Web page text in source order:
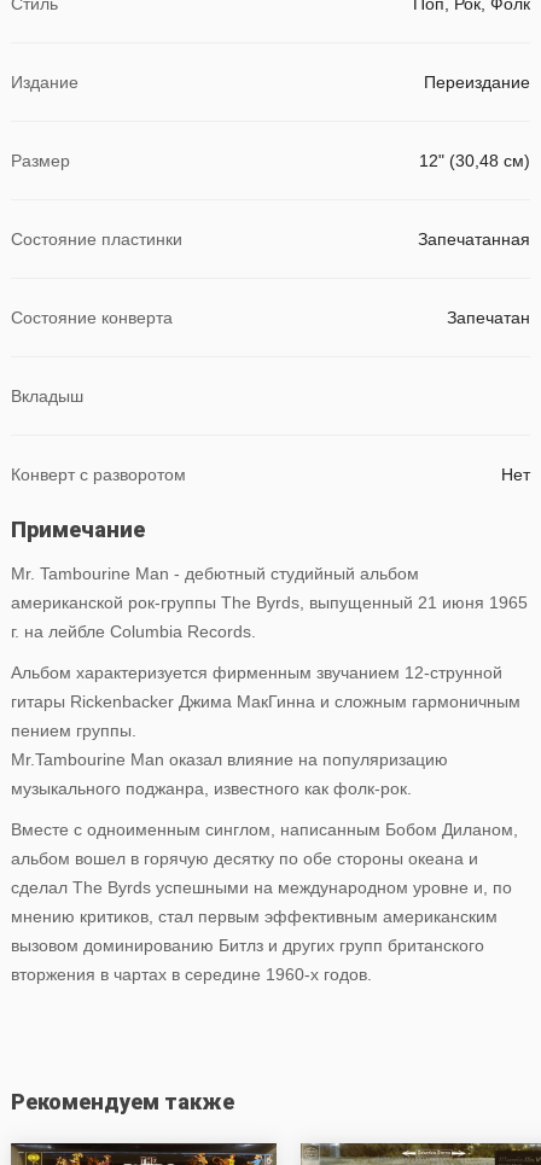
Издание Переиздание
Размер 12" (30,48 см)
Состояние пластинки Запечатанная
Состояние конверта Запечатан
Вкладыш
Конверт с разворотом Нет
Примечание
Mr. Tambourine Man - дебютный студийный альбом
американской рок-группы The Byrds, выпущенный 21 июня 1965
г. на лейбле Columbia Records.
Альбом характеризуется фирменным звучанием 12-струнной
гитары Rickenbacker Джима МакГинна и сложным гармоничным
пением группы.
Mr.Tambourine Man оказал влияние на популяризацию
музыкального поджанра, известного как фолк-рок.
Вместе с одноименным синглом, написанным Бобом Диланом,
альбом вошел в горячую десятку по обе стороны океана и
сделал The Byrds успешными на международном уровне и, по
мнению критиков, стал первым эффективным американским
вызовом доминированию Битлз и других групп британского
вторжения в чартах в середине 1960-х годов.
Рекомендуем также